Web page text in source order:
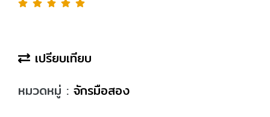
เปรียบเทียบ
หมวดหมู่ : จักรมือสอง